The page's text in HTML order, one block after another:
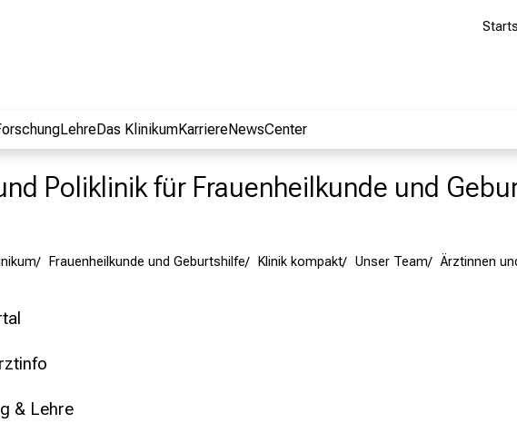
LehreDas KlinikumKarriereNewsCenter
Poliklinik für Frauenheilkunde und
Frauenheilkunde und Geburtshilfe Klinik kompakt Unser Team Ärztinnen
& Lehre